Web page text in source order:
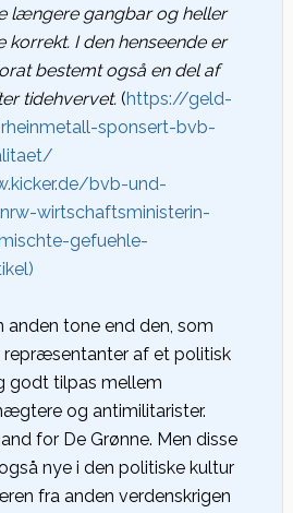
længere gangbar og heller
korrekt. I den henseende er
bestemt også en del af
tidehvervet.(https://geld-
sponsert-bvb-
bvb-und-
wirtschaftsministerin-
gefuehle-
anden tone end den, som
repræsentanter af et politisk
godt tilpas mellem
og antimilitarister.
for De Grønne. Men disse
nye i den politiske kultur
fra anden verdenskrigen